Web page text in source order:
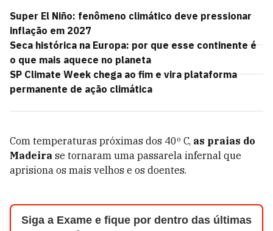
Super El Niño: fenômeno climático deve pressionar
inflação em 2027
Seca histórica na Europa: por que esse continente é
o que mais aquece no planeta
SP Climate Week chega ao fim e vira plataforma
permanente de ação climática
Com temperaturas próximas dos 40º C, as praias do
Madeira se tornaram uma passarela infernal que
aprisiona os mais velhos e os doentes.
Siga a Exame e fique por dentro das últimas